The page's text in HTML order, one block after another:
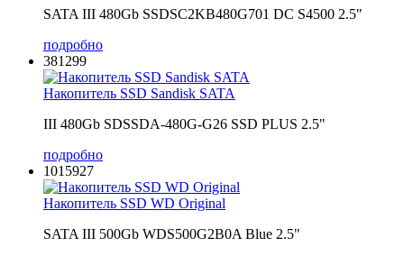
SATA III 480Gb SSDSC2KB480G701 DC S4500 2.5"
подробно
381299
Накопитель SSD Sandisk SATA
III 480Gb SDSSDA-480G-G26 SSD PLUS 2.5"
подробно
1015927
Накопитель SSD WD Original
SATA III 500Gb WDS500G2B0A Blue 2.5"